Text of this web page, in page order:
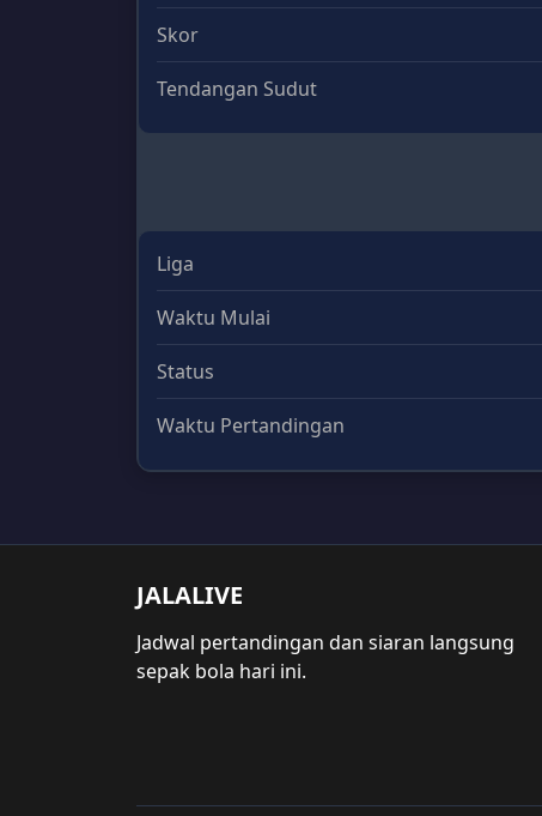
Skor
Tendangan Sudut
Liga
Waktu Mulai
Status
Waktu Pertandingan
JALALIVE
Jadwal pertandingan dan siaran langsung
sepak bola hari ini.